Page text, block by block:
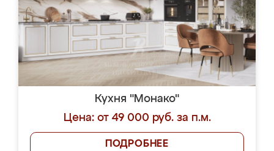
Кухня "Монако"
Цена: от 49 000 руб. за п.м.
ПОДРОБНЕЕ